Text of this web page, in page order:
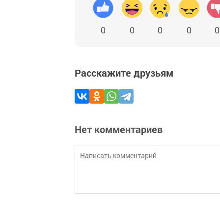
0 0 0 0 0
Расскажите друзьям
Нет комментариев